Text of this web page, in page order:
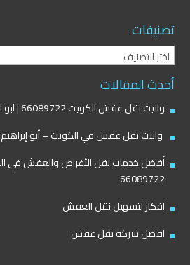
تصنيفات
تصنيفات
أحدث المقالات
وانيت نقل عفش الكويت 66089722 | ابو ابراهيم | ونيت نقل
وانيت نقل عفش في الكويت – أبو
أفضل خدمات نقل الأغراض والعفش في
66089722
افكار لتسهيل نقل العفش
افضل شركة نقل عفش